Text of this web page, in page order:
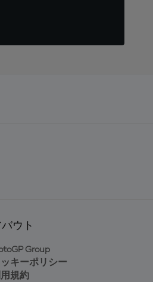
バウト
Group
ッキーポリシー
規約